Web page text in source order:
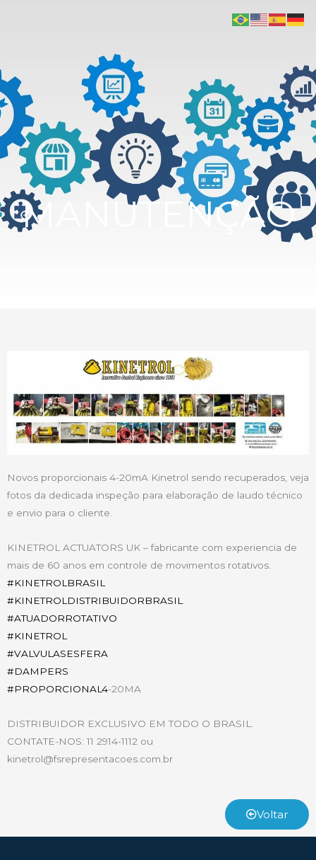
MANUTENÇÃO
Novos proporcionais 4-20mA Kinetrol sendo recuperados, veja
fotos da dedicada inspeção para elaboração de laudo técnico
e envio para o cliente.
KINETROL ACTUATORS UK – fabricante com experiencia de
mais de 60 anos em controle de movimentos rotativos.
#KINETROLBRASIL
#KINETROLDISTRIBUIDORBRASIL
#ATUADORROTATIVO
#KINETROL
#VALVULASESFERA
#DAMPERS
#PROPORCIONAL4-20MA
DISTRIBUIDOR EXCLUSIVO EM TODO O BRASIL.
CONTATE-NOS: 11 2914-1112 ou
kinetrol@fsrepresentacoes.com.br
Voltar